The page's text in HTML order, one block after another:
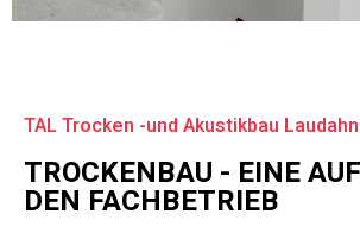
TAL Trocken -und Akustikbau Laudahn
TROCKENBAU - EINE
DEN FACHBETRIEB